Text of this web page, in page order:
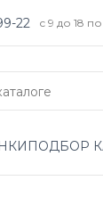
22 с 9 до 18
ПОДБОР